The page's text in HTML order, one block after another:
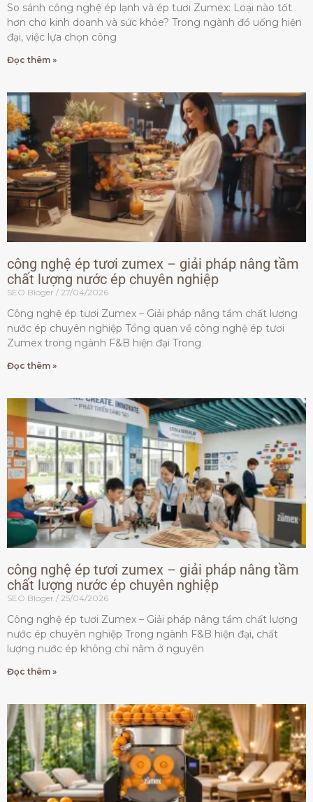
So sánh công nghệ ép lạnh và ép tươi Zumex: Loại nào tốt
hơn cho kinh doanh và sức khỏe? Trong ngành đồ uống hiện
đại, việc lựa chọn công
Đọc thêm »
công nghệ ép tươi zumex – giải pháp nâng tầm
chất lượng nước ép chuyên nghiệp
SEO Bloger 27/04/2026
Công nghệ ép tươi Zumex – Giải pháp nâng tầm chất lượng
nước ép chuyên nghiệp Tổng quan về công nghệ ép tươi
Zumex trong ngành F&B hiện đại Trong
Đọc thêm »
công nghệ ép tươi zumex – giải pháp nâng tầm
chất lượng nước ép chuyên nghiệp
SEO Bloger 25/04/2026
Công nghệ ép tươi Zumex – Giải pháp nâng tầm chất lượng
nước ép chuyên nghiệp Trong ngành F&B hiện đại, chất
lượng nước ép không chỉ nằm ở nguyên
Đọc thêm »